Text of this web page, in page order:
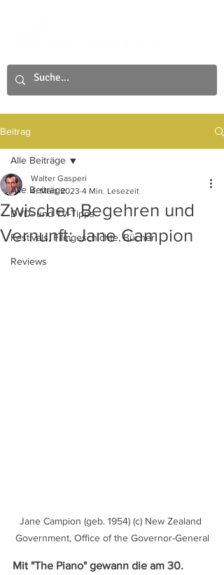
Beitrag
Alle Beiträge
DVD- und TV-Tipps
Festivals, Filmgeschichte, Bücher
Reviews
Alle Beiträge
Zwischen Begehren und
Vernunft: Jane Campion
Walter Gasperi
4. März 2023 4 Min. Lesezeit
Jane Campion (geb. 1954) (c) New Zealand
Government, Office of the Governor-General
Mit "The Piano" gewann die am 30.